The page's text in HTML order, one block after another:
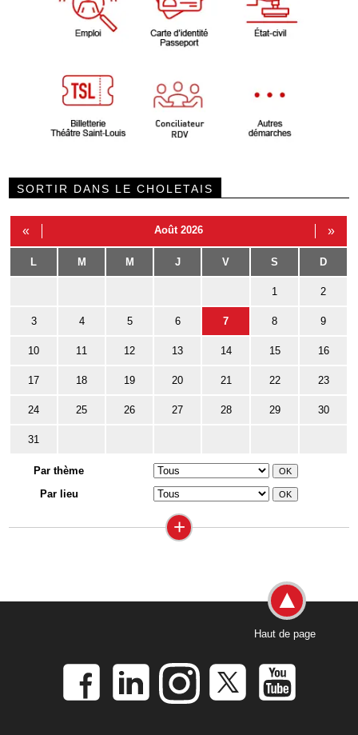
SORTIR DANS LE CHOLETAIS
« Août 2026 »
L M M J V S D
1 2
3 4 5 6 7 8 9
10 11 12 13 14 15 16
17 18 19 20 21 22 23
24 25 26 27 28 29 30
31
Par thème
Par lieu
+
Haut de page